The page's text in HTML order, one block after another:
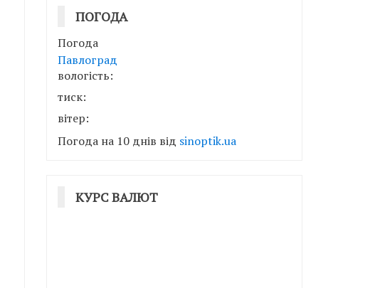
ПОГОДА
Погода
Павлоград
вологість:
тиск:
вітер:
Погода на 10 днів від sinoptik.ua
КУРС ВАЛЮТ